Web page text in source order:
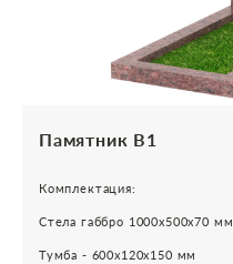
Памятник В1
Комплектация:
Стела габбро 1000х500х70 мм
Тумба - 600х120х150 мм